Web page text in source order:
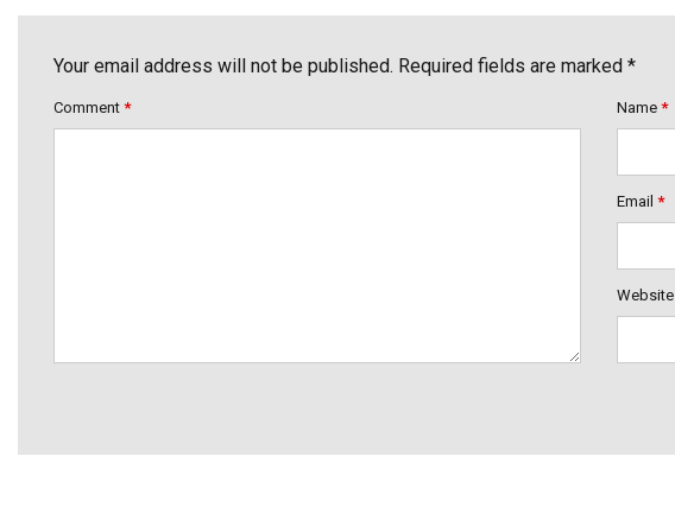
Your email address will not be published. Required fields are marked *
Comment * Name *
Email *
Website